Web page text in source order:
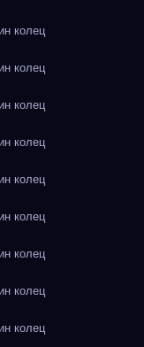
колец
колец
колец
колец
колец
колец
колец
колец
колец